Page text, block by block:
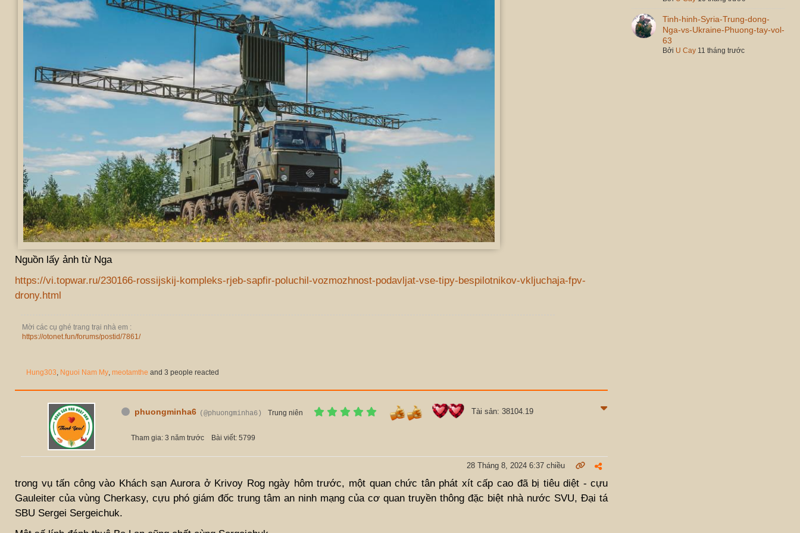
Nguồn lấy ảnh từ Nga
https://vi.topwar.ru/230166-rossijskij-kompleks-rjeb-sapfir-poluchil-vozmozhnost-podavljat-vse-tipy-bespilotnikov-vkljuchaja-fpv-
drony.html
Mời các cụ ghé trang trại nhà em :
https://otonet.fun/forums/postid/7861/
Hung303 Nguoi Nam My meotamthe and 3 people reacted
phuongminha6 (@phuongminha6) Trung niên Tài sản: 38104.19
Tham gia: 3 năm trước Bài viết: 5799
28 Tháng 8, 2024 6:37 chiều
trong vụ tấn công vào Khách sạn Aurora ở Krivoy Rog ngày hôm trước, một quan chức tân phát xít cấp cao đã bị tiêu diệt - cựu
Gauleiter của vùng Cherkasy, cựu phó giám đốc trung tâm an ninh mạng của cơ quan truyền thông đặc biệt nhà nước SVU, Đại tá
SBU Sergei Sergeichuk.
Tinh-hinh-Syria-Trung-dong-
Nga-vs-Ukraine-Phuong-tay-vol-
63
Bởi U Cay 11 tháng trước